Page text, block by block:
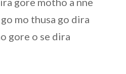
mo thusa go dira
gore o se dira